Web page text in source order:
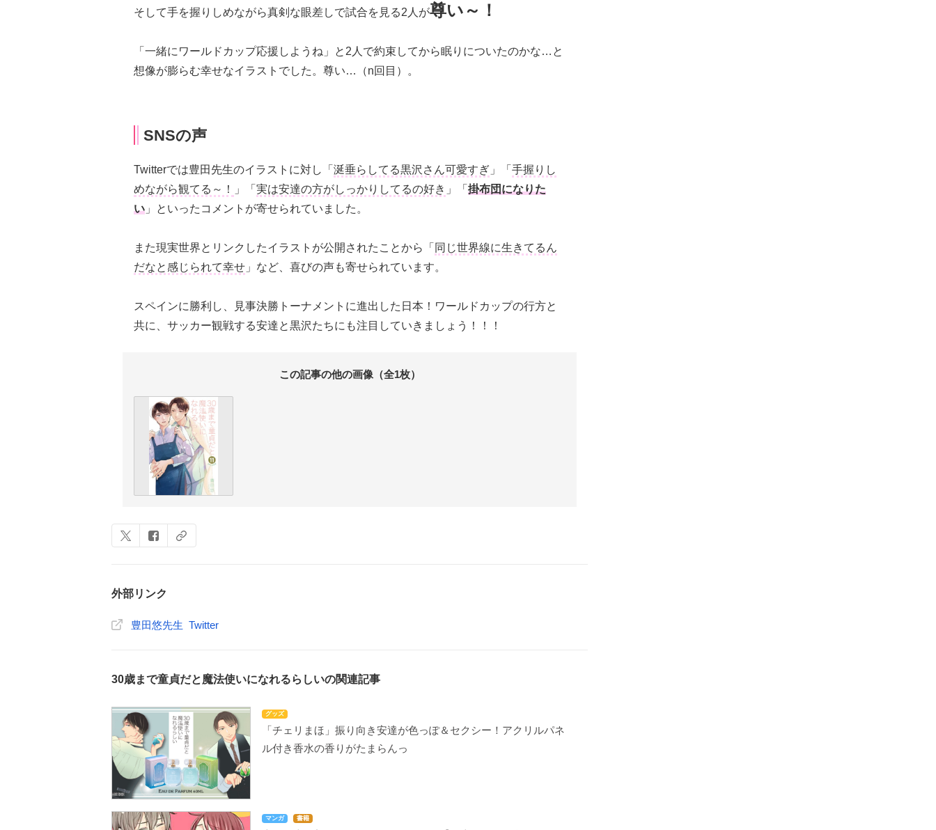
そして手を握りしめながら真剣な眼差しで試合を見る2人が尊い～！
「一緒にワールドカップ応援しようね」と2人で約束してから眠りについたのかな…と
想像が膨らむ幸せなイラストでした。尊い…（n回目）。
SNSの声
Twitterでは豊田先生のイラストに対し「 涎垂らしてる黒沢さん可愛すぎ 」「 手握りし
めながら観てる～！
」「 実は安達の方がしっかりしてるの好き 」「 掛布団になりた
い 」といったコメントが寄せられていました。
また現実世界とリンクしたイラストが公開されたことから「 同じ世界線に生きてるん
だなと感じられて幸せ 」など、喜びの声も寄せられています。
スペインに勝利し、見事決勝トーナメントに進出した日本！ワールドカップの行方と
共に、サッカー観戦する安達と黒沢たちにも注目していきましょう！！！
この記事の他の画像（全1枚）
外部リンク
豊田悠先生 Twitter
30歳まで童貞だと魔法使いになれるらしいの関連記事
グッズ
「チェリまほ」振り向き安達が色っぽ＆セクシー！アクリルパネ
ル付き香水の香りがたまらんっ
マンガ 書籍